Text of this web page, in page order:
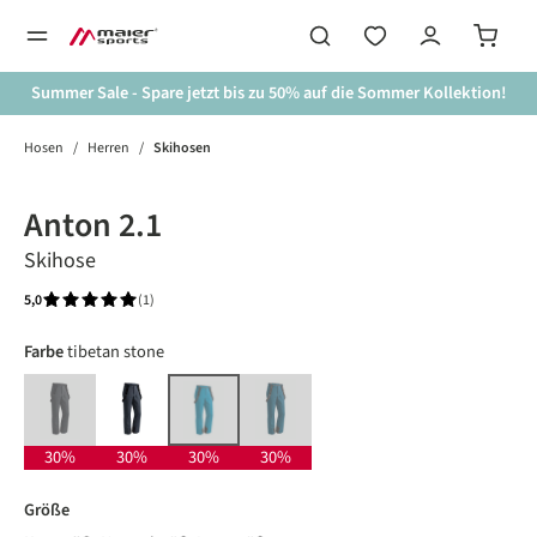
springen
Summer Sale - Spare jetzt bis zu 50% auf die Sommer Kollektion!
Hosen / Herren / Skihosen
Anton 2.1
Skihose
5,0 (1)
Farbeauswählen
tibetan stone
black
(Diese Option ist zurzeit nicht verfügbar.)
30%
graphite
30%
tibetan stone
(Diese Option ist zurzeit nicht verfügbar.)
30%
peruvian blue
(Diese Option ist zurzeit nicht verfügbar.)
30%
Größeauswählen